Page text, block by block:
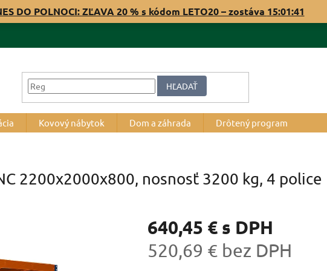
DO POLNOCI: ZĽAVA 20 % s kódom LETO20 – zostáva 15:01:40
HĽADAŤ
Kovový nábytok Dom a záhrada Drôtený program
2200x2000x800, nosnosť 3200 kg, 4 police
640,45 € s DPH
520,69 € bez DPH